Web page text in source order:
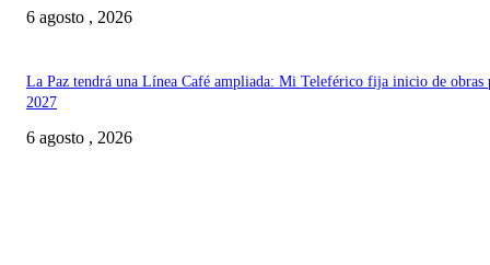
6 agosto , 2026
La Paz tendrá una Línea Café ampliada: Mi Teleférico fija inicio de obras
2027
6 agosto , 2026